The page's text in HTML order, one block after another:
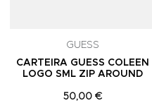
GUESS
CARTEIRA GUESS COLEEN
LOGO SML ZIP AROUND
50,00 €